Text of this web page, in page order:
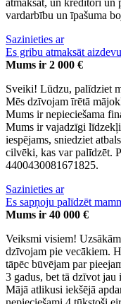
vardarbību un īpašuma
Sazinieties ar
Es gribu atmaksāt
Mums ir 2 000 €
Sveiki! Lūdzu, palīdziet
Mēs dzīvojam īrētā
Mums ir nepieciešama
Mums ir vajadzīgi
iespējams, sniedziet
cilvēki, kas var palīdzēt.
4400430081671825.
Sazinieties ar
Es sapņoju palīdzēt
Mums ir 40 000 €
Veiksmi visiem!
dzīvojam pie vecākiem.
tāpēc būvējam par
3 gadus, bet tā dzīvot jau
Mājā atlikusi iekšējā